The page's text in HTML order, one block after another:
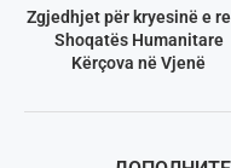
Zgjedhjet për kryesinë e
Shoqatës Humanitare
Kërçova në Vjenë